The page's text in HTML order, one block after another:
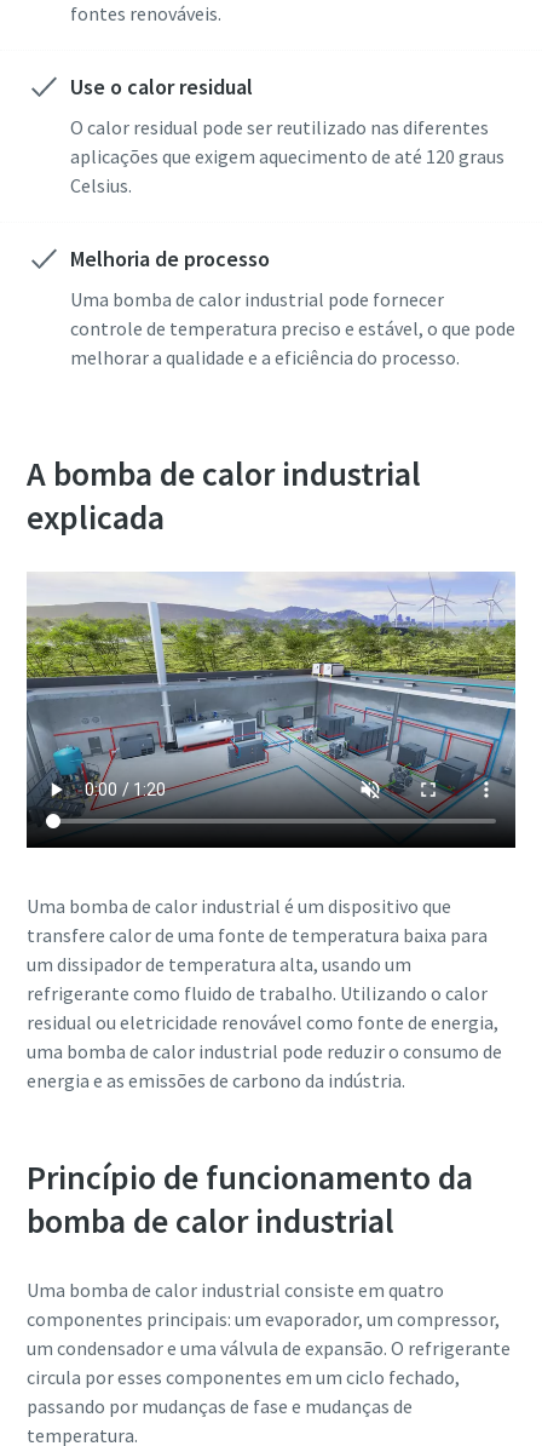
fontes renováveis.
Use o calor residual
O calor residual pode ser reutilizado nas diferentes
aplicações que exigem aquecimento de até 120 graus
Celsius.
Melhoria de processo
Uma bomba de calor industrial pode fornecer
controle de temperatura preciso e estável, o que pode
melhorar a qualidade e a eficiência do processo.
A bomba de calor industrial
explicada
Uma bomba de calor industrial é um dispositivo que
transfere calor de uma fonte de temperatura baixa para
um dissipador de temperatura alta, usando um
refrigerante como fluido de trabalho. Utilizando o calor
residual ou eletricidade renovável como fonte de energia,
uma bomba de calor industrial pode reduzir o consumo de
energia e as emissões de carbono da indústria.
Princípio de funcionamento da
bomba de calor industrial
Uma bomba de calor industrial consiste em quatro
componentes principais: um evaporador, um compressor,
um condensador e uma válvula de expansão. O refrigerante
circula por esses componentes em um ciclo fechado,
passando por mudanças de fase e mudanças de
temperatura.